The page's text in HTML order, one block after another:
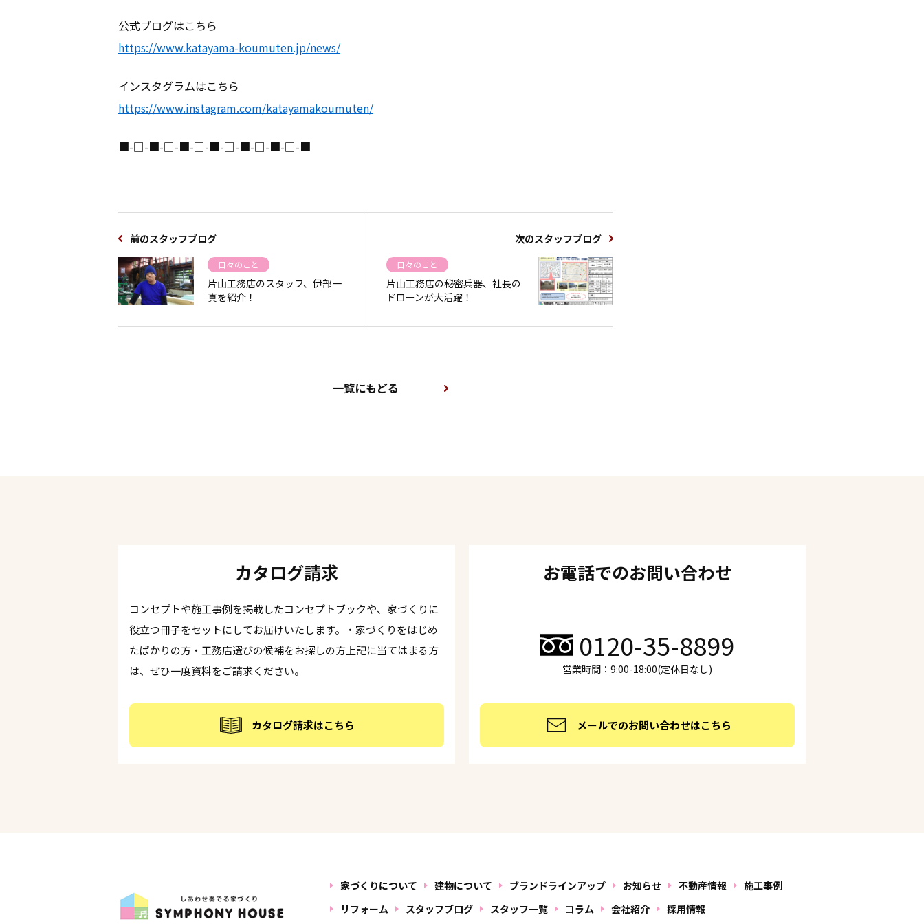
公式ブログはこちら
https://www.katayama-koumuten.jp/news/
インスタグラムはこちら
https://www.instagram.com/katayamakoumuten/
■-□-■-□-■-□-■-□-■-□-■-□-■
前のスタッフブログ
日々のこと
片山工務店のスタッフ、伊部一
真を紹介！
次のスタッフブログ
日々のこと
片山工務店の秘密兵器、社長の
ドローンが大活躍！
一覧にもどる
カタログ請求
コンセプトや施工事例を掲載したコンセプトブックや、家づくりに
役立つ冊子をセットにしてお届けいたします。・家づくりをはじめ
たばかりの方・工務店選びの候補をお探しの方上記に当てはまる方
は、ぜひ一度資料をご請求ください。
カタログ請求はこちら
お電話でのお問い合わせ
0120-35-8899
営業時間：9:00-18:00(定休日なし)
メールでのお問い合わせはこちら
家づくりについて 建物について ブランドラインアップ お知らせ 不動産情報
施工事例
リフォーム
スタッフブログ スタッフ一覧 コラム 会社紹介 採用情報